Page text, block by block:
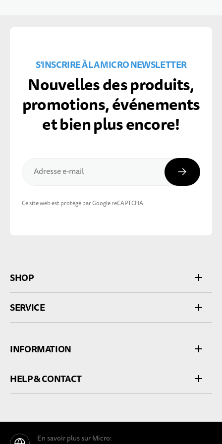
Adresse e-mail
Ce site web est protégé par Google reCAPTCHA
S'INSCRIRE À LA MICRO NEWSLETTER
Nouvelles des produits,
promotions, événements
et bien plus encore!
SHOP
SERVICE
INFORMATION
HELP & CONTACT
En savoir plus sur Micro: